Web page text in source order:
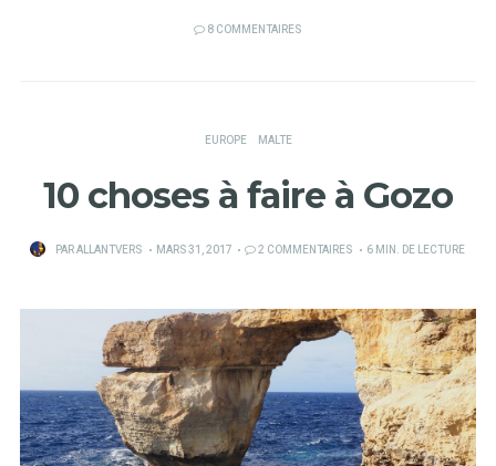
8 COMMENTAIRES
EUROPE MALTE
10 choses à faire à Gozo
PARALLANTVERS
PUBLIÉ
MARS 31, 2017 2 COMMENTAIRES 6 MIN. DE LECTURE